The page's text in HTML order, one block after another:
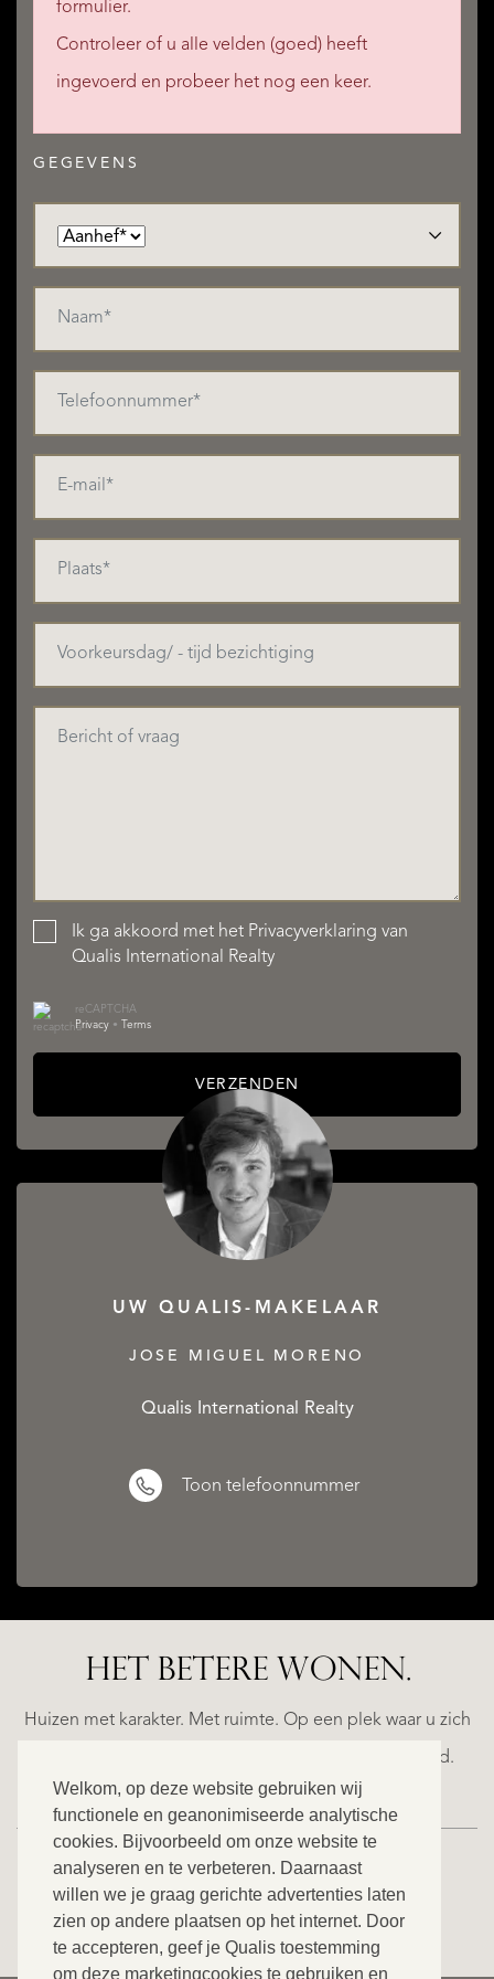
Welkom, op deze website gebruiken wij
functionele en geanonimiseerde analytische
cookies. Bijvoorbeeld om onze website te
analyseren en te verbeteren. Daarnaast
willen we je graag gerichte advertenties laten
zien op andere plaatsen op het internet. Door
te accepteren, geef je Qualis toestemming
om deze marketingcookies te gebruiken en
formulier.
Controleer of u alle velden (goed) heeft
ingevoerd en probeer het nog een keer.
GEGEVENS
Ik ga akkoord met het Privacyverklaring van
Qualis International Realty
reCAPTCHA
Privacy • Terms
VERZENDEN
UW QUALIS-MAKELAAR
JOSE MIGUEL MORENO
Qualis International Realty
Toon telefoonnummer
HET BETERE WONEN.
Huizen met karakter. Met ruimte. Op een plek waar u zich
helemaal thuis voelt. Ontdek ons exclusieve aanbod.
NIEUW
ESTEPONA
NACARE
BEKIJK ONS VOLLEDIGE AANBOD